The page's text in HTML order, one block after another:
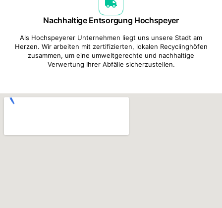
Nachhaltige Entsorgung Hochspeyer
Als Hochspeyerer Unternehmen liegt uns unsere Stadt am
Herzen. Wir arbeiten mit zertifizierten, lokalen Recyclinghöfen
zusammen, um eine umweltgerechte und nachhaltige
Verwertung Ihrer Abfälle sicherzustellen.